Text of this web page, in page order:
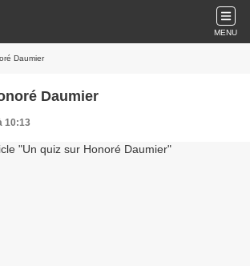
MENU
Daumier
Daumier
10:13